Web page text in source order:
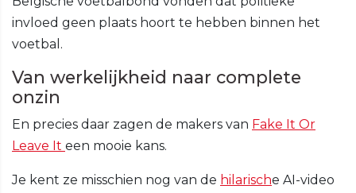
invloed geen plaats hoort te hebben binnen het
voetbal.
Van werkelijkheid naar complete
onzin
En precies daar zagen de makers van Fake It Or
Leave It een mooie kans.
Je kent ze misschien nog van de hilarische AI-video